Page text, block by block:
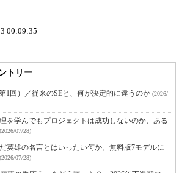
00:09:35
トリー
1回）／従来のSEと、何が決定的に違うのか (2026/
を学んでもプロジェクトは成功しないのか、ある
(2026/07/28)
英雄の名言とはいったい何か。無料版7モデルに
(2026/07/28)